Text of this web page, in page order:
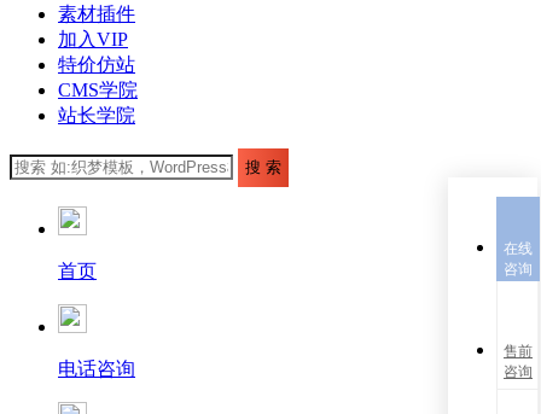
素材插件
加入VIP
特价仿站
CMS学院
站长学院
首页
电话咨询
在线
咨询
售前
咨询